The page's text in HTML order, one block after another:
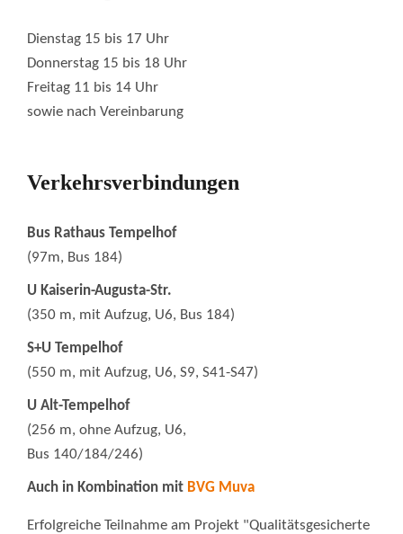
Dienstag 15 bis 17 Uhr
Donnerstag 15 bis 18 Uhr
Freitag 11 bis 14 Uhr
sowie nach Vereinbarung
Verkehrsverbindungen
Bus Rathaus Tempelhof
(97m, Bus 184)
U Kaiserin-Augusta-Str.
(350 m, mit Aufzug, U6, Bus 184)
S+U Tempelhof
(550 m, mit Aufzug, U6, S9, S41-S47)
U Alt-Tempelhof
(256 m, ohne Aufzug, U6,
Bus 140/184/246)
Auch in Kombination mit BVG Muva
Erfolgreiche Teilnahme am Projekt "Qualitätsgesicherte